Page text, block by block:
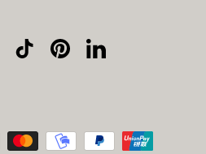
TikTokPinterestLinkedIn